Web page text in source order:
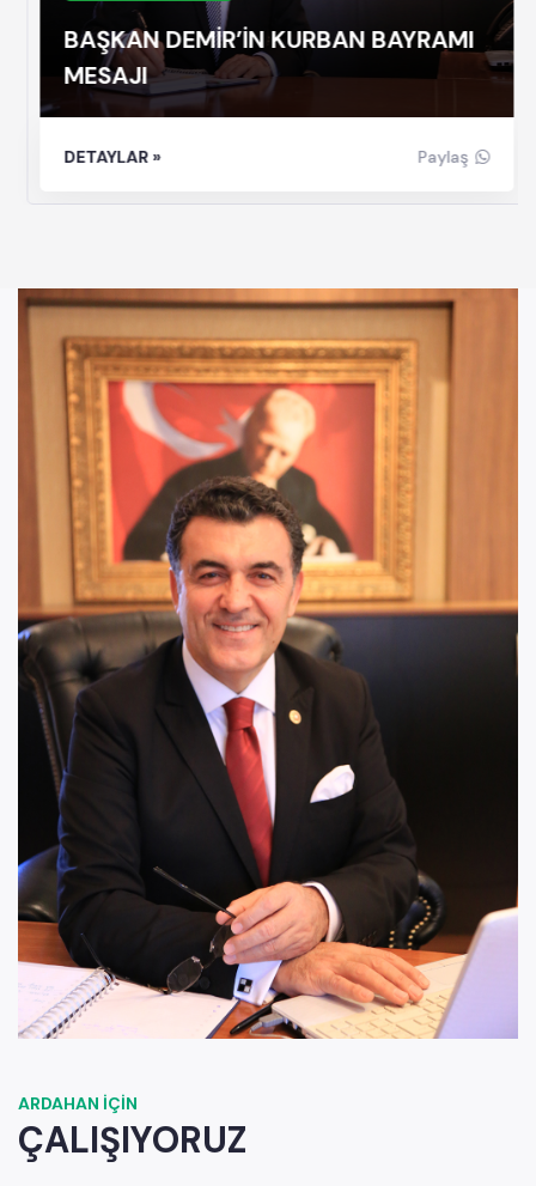
BAŞKAN DEMİR’İN KURBAN BAYRAMI
MESAJI
DETAYLAR » Paylaş
ARDAHAN İÇİN
ÇALIŞIYORUZ
Toplu taşıma hatları optimize edildi.
Çocuklarımız için yeni mahalle parkları yapıldı ve
mevcutlar yenilendi.
2024
Mahalle Tazi Evleri kuruldu.
2025